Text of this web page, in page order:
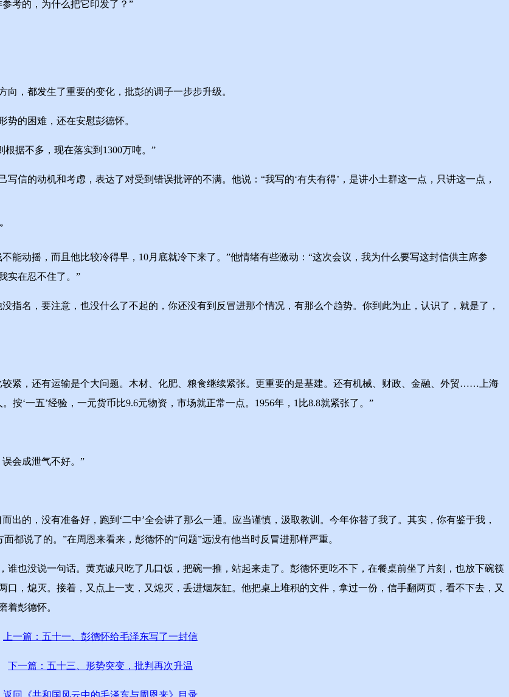
考的，为什么把它印发了？”
，都发生了重要的变化，批彭的调子一步步升级。
的困难，还在安慰彭德怀。
据不多，现在落实到1300万吨。”
的动机和考虑，表达了对受到错误批评的不满。他说：“我写的‘有失有得’，是讲小土群这一点，只讲这一点，
动摇，而且他比较冷得早，10月底就冷下来了。”他情绪有些激动：“这次会议，我为什么要写这封信供主席参
实在忍不住了。”
名，要注意，也没什么了不起的，你还没有到反冒进那个情况，有那么个趋势。你到此为止，认识了，就是了，
，还有运输是个大问题。木材、化肥、粮食继续紧张。更重要的是基建。还有机械、财政、金融、外贸……上海
按‘一五’经验，一元货币比9.6元物资，市场就正常一点。1956年，1比8.8就紧张了。”
会成泄气不好。”
的，没有准备好，跑到‘二中’全会讲了那么一通。应当谨慎，汲取教训。今年你替了我了。其实，你有鉴于我，
都说了的。”在周恩来看来，彭德怀的“问题”远没有他当时反冒进那样严重。
没说一句话。黄克诚只吃了几口饭，把碗一推，站起来走了。彭德怀更吃不下，在餐桌前坐了片刻，也放下碗筷
，熄灭。接着，又点上一支，又熄灭，丢进烟灰缸。他把桌上堆积的文件，拿过一份，信手翻两页，看不下去，又
着彭德怀。
上一篇：五十一、彭德怀给毛泽东写了一封信
下一篇：五十三、形势突变，批判再次升温